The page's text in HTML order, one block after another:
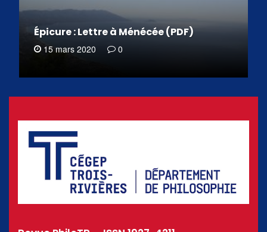
Épicure : Lettre à Ménécée (PDF)
15 mars 2020 0